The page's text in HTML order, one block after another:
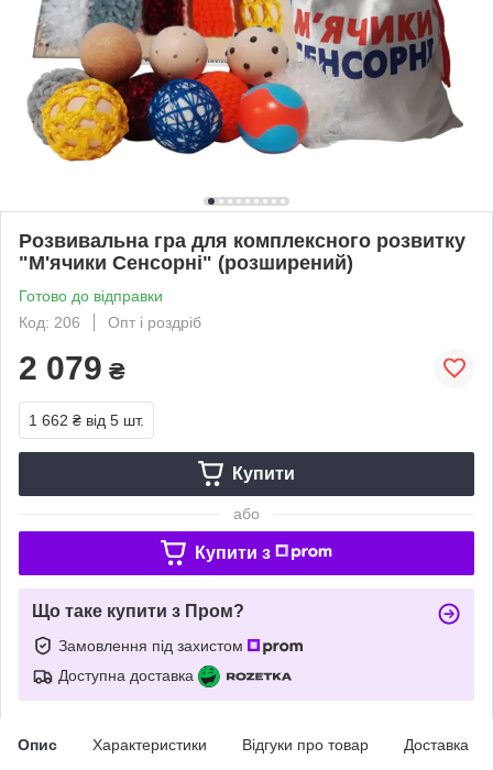
Розвивальна гра для комплексного розвитку
"М'ячики Ceнcopнi" (розширений)
Готово до відправки
Код: 206
Опт і роздріб
2 079 ₴
1 662 ₴ від 5 шт.
Купити
або
Купити з
Що таке купити з Пром?
Замовлення під захистом
Доступна доставка
Опис Характеристики Відгуки про товар Доставка